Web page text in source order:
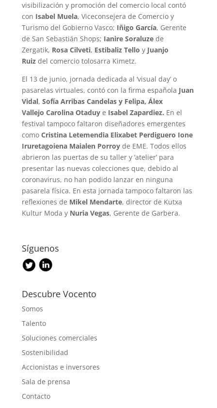
visibilización y promoción del comercio local contó
con Isabel Muela, Viceconsejera de Comercio y
Turismo del Gobierno Vasco; Iñigo García, Gerente
de San Sebastián Shops; Ianire Soraluze de
Zergatik, Rosa Cilveti, Estibaliz Tello yJuanjo
Ruiz del comercio tolosarra Kimetz.
El 13 de junio, jornada dedicada al ‘visual day’ o
pasarelas virtuales, contó con la firma española Juan
Vidal, Sofía Arribas Candelas y Felipa, Álex
Vallejo Carolina Otaduye Isabel Zapardiez. En el
festival tampoco faltaron diseñadores emergentes
como Cristina Letemendia Elixabet Perdiguero Ione
Iruretagoiena Maialen Porroy de EME. Todos ellos
abrieron las puertas de su taller y ‘atelier’ para
presentar las nuevas colecciones que, debido al
coronavirus, no han podido lanzar en ninguna
pasarela física. En esta jornada tampoco faltaron las
reflexiones de Mikel Mendarte, director de Kutxa
Kultur Moda y Nuria Vegas, Gerente de Garbera.
Síguenos
Descubre Vocento
Somos
Talento
Soluciones comerciales
Sostenibilidad
Accionistas e inversores
Sala de prensa
Contacto